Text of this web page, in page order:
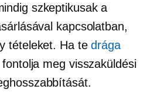
szkeptikusak a
kapcsolatban,
tételeket. Ha tedrága
fontolja meg visszaküldési